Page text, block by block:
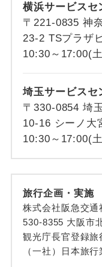
横浜サービスセ
〒221-0835 神
23-2 TSプラザ
10:30～17:00(
埼玉サービスセ
〒330-0854 埼
10-16 シーノ大
10:30～17:00(
旅行企画・実施
株式会社阪急交通
530-8355 大阪市
観光庁長官登録
（一社）日本旅